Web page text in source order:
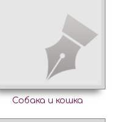
Собака и кошка